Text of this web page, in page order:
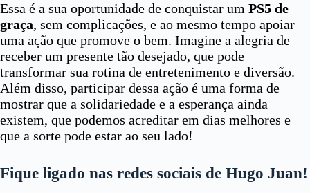
Essa é a sua oportunidade de conquistar um PS5 de
graça, sem complicações, e ao mesmo tempo apoiar
uma ação que promove o bem. Imagine a alegria de
receber um presente tão desejado, que pode
transformar sua rotina de entretenimento e diversão.
Além disso, participar dessa ação é uma forma de
mostrar que a solidariedade e a esperança ainda
existem, que podemos acreditar em dias melhores e
que a sorte pode estar ao seu lado!
Fique ligado nas redes sociais de Hugo Juan!